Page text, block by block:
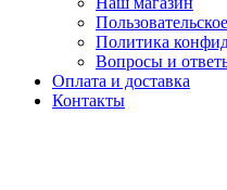
Политика
Вопросы и
Оплата и доставка
Контакты